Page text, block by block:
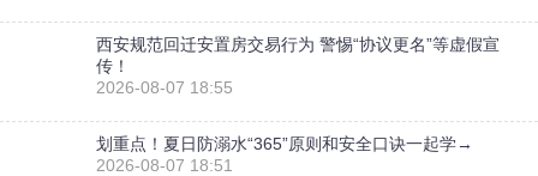
西安规范回迁安置房交易行为 警惕“协议更名”等虚假宣
传！
2026-08-07 18:55
划重点！夏日防溺水“365”原则和安全口诀一起学→
2026-08-07 18:51